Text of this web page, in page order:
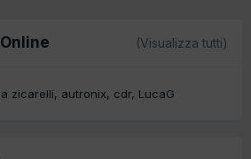
(Visualizza tutti)
zicarelli autronix cdr LucaG